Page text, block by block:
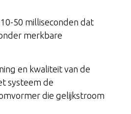
50 milliseconden dat
merkbare
en kwaliteit van de
systeem de
die gelijkstroom